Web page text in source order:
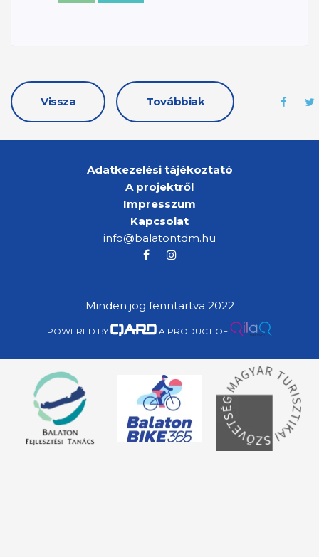
Vissza Továbbiak
Adatkezelési tájékoztató
A projektről
Impresszum
Kapcsolat
info@balatontdm.hu
Minden jog fenntartva 2022
POWERED BY A PRODUCT OF